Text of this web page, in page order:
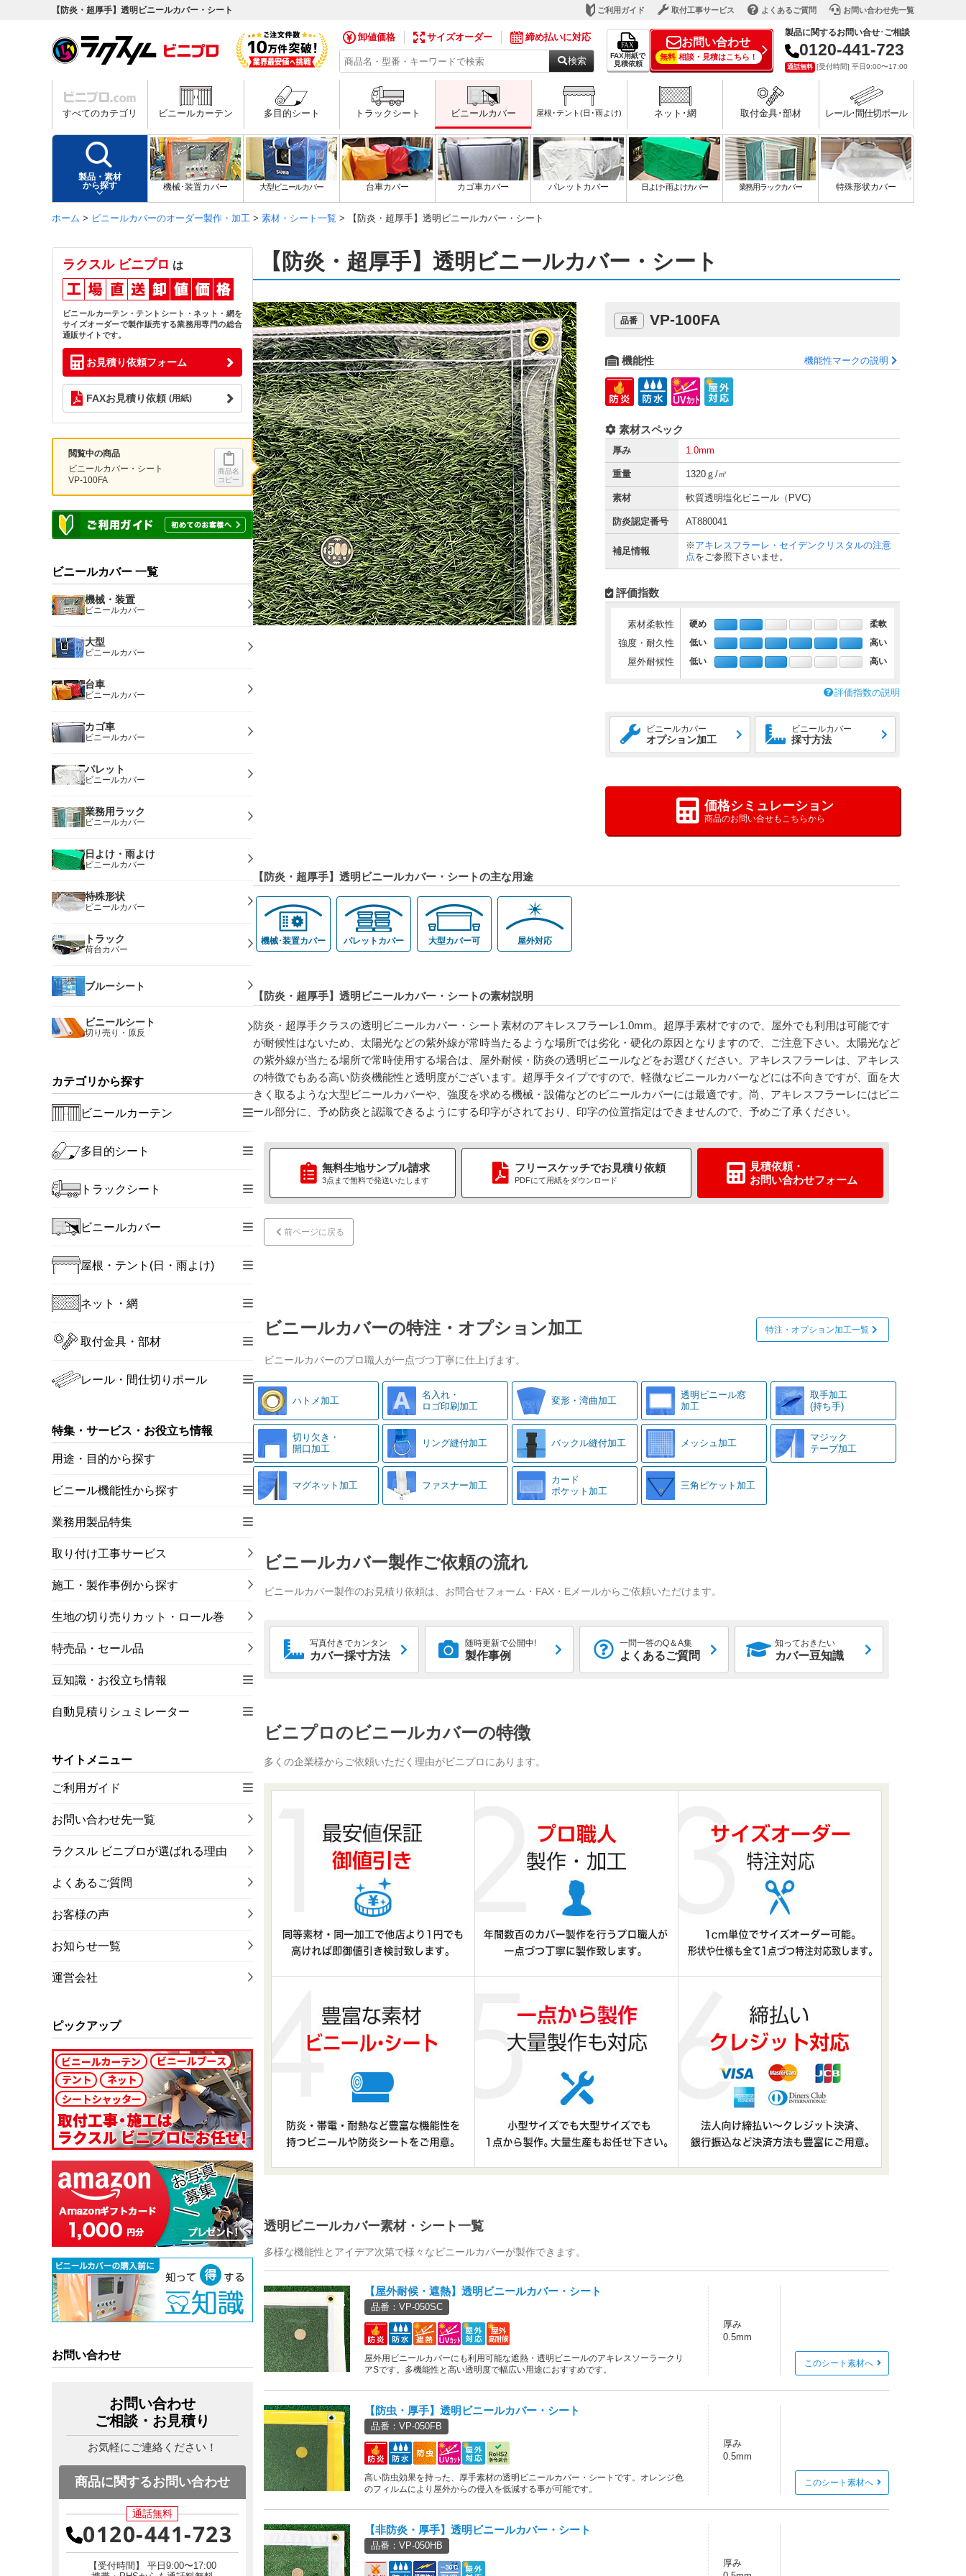
【防炎・超厚手】透明ビニールカバー・シート ご利用ガイド 取付工事サービス よくあるご質問 お問い合わせ先一覧
卸値価格 サイズオーダー 締め払いに対応
検索
FAX用紙で
見積依頼
お問い合わせ
無料 相談・見積はこちら！
製品に関するお問い合せ･ご相談
0120-441-723
通話無料 [受付時間] 平日9:00〜17:00
すべてのカテゴリ ビニールカーテン 多目的シート トラックシート ビニールカバー 屋根･テント(日･雨よけ) ネット･網 取付金具･部材 レール･間仕切ポール
製品・素材
から探す
機械･装置カバー 大型ビニールカバー 台車カバー カゴ車カバー パレットカバー 日よけ･雨よけカバー 業務用ラックカバー 特殊形状カバー
ホーム > ビニールカバーのオーダー製作・加工 > 素材・シート一覧 > 【防炎・超厚手】透明ビニールカバー・シート
【防炎・超厚手】透明ビニールカバー・シート
品番 VP-100FA
機能性 機能性マークの説明
素材スペック
厚み 1.0mm
重量 1320ｇ/㎡
素材 軟質透明塩化ビニール（PVC)
防炎認定番号 AT880041
補足情報
※ アキレスフラーレ・セイデンクリスタルの注意
点をご参照下さいませ。
評価指数
素材柔軟性 硬め 柔軟
強度・耐久性 低い 高い
屋外耐候性 低い 高い
評価指数の説明
ビニールカバー
オプション加工
ビニールカバー
採寸方法
価格シミュレーション
商品のお問い合せもこちらから
【防炎・超厚手】透明ビニールカバー・シートの主な用途
機械･装置カバー パレットカバー 大型カバー可 屋外対応
【防炎・超厚手】透明ビニールカバー・シートの素材説明
防炎・超厚手クラスの透明ビニールカバー・シート素材のアキレスフラーレ1.0mm。超厚手素材ですので、屋外でも利用は可能です
が耐候性はないため、太陽光などの紫外線が常時当たるような場所では劣化・硬化の原因となりますので、ご注意下さい。太陽光など
の紫外線が当たる場所で常時使用する場合は、屋外耐候・防炎の透明ビニールなどをお選びください。アキレスフラーレは、アキレス
の特徴でもある高い防炎機能性と透明度がございます。超厚手タイプですので、軽微なビニールカバーなどには不向きですが、面を大
きく取るような大型ビニールカバーや、強度を求める機械・設備などのビニールカバーには最適です。尚、アキレスフラーレにはビニ
ール部分に、予め防炎と認識できるようにする印字がされており、印字の位置指定はできませんので、予めご了承ください。
無料生地サンプル請求
3点まで無料で発送いたします
フリースケッチでお見積り依頼
PDFにて用紙をダウンロード
見積依頼・
お問い合わせフォーム
前ページに戻る
ビニールカバーの特注・オプション加工
ビニールカバーのプロ職人が一点づつ丁寧に仕上げます。
ハトメ加工
名入れ・
ロゴ印刷加工
変形・湾曲加工
透明ビニール窓
加工
取手加工
(持ち手)
切り欠き・
開口加工
リング縫付加工 バックル縫付加工 メッシュ加工
マジック
テープ加工
マグネット加工 ファスナー加工
カード
ポケット加工
三角ピケット加工
特注・オプション加工一覧
ビニールカバー製作ご依頼の流れ
ビニールカバー製作のお見積り依頼は、お問合せフォーム・FAX・Eメールからご依頼いただけます。
写真付きでカンタン
カバー採寸方法
随時更新で公開中!
製作事例
一問一答のQ＆A集
よくあるご質問
知っておきたい
カバー豆知識
ビニプロのビニールカバーの特徴
多くの企業様からご依頼いただく理由がビニプロにあります。
透明ビニールカバー素材・シート一覧
多様な機能性とアイデア次第で様々なビニールカバーが製作できます。
【屋外耐候・遮熱】透明ビニールカバー・シート
品番：VP-050SC
屋外用ビニールカバーにも利用可能な遮熱・透明ビニールのアキレスソーラークリ
アSです。多機能性と高い透明度で幅広い用途におすすめです。
厚み
0.5mm
このシート素材へ
【防虫・厚手】透明ビニールカバー・シート
品番：VP-050FB
高い防虫効果を持った、厚手素材の透明ビニールカバー・シートです。オレンジ色
のフィルムにより屋外からの侵入を低減する事が可能です。
厚み
0.5mm
このシート素材へ
【非防炎・厚手】透明ビニールカバー・シート
品番：VP-050HB
厚み
ラクスル ビニプロ は
ビニールカーテン・テントシート・ネット・網を
サイズオーダーで製作販売する業務用専門の総合
通販サイトです。
お見積り依頼フォーム
FAXお見積り依頼 (用紙)
閲覧中の商品
ビニールカバー・シート
VP-100FA
商品名
コピー
ビニールカバー 一覧
機械・装置
ビニールカバー
大型
ビニールカバー
台車
ビニールカバー
カゴ車
ビニールカバー
パレット
ビニールカバー
業務用ラック
ビニールカバー
日よけ・雨よけ
ビニールカバー
特殊形状
ビニールカバー
トラック
荷台カバー
ブルーシート
ビニールシート
切り売り・原反
カテゴリから探す
ビニールカーテン
多目的シート
トラックシート
ビニールカバー
屋根・テント(日・雨よけ)
ネット・網
取付金具・部材
レール・間仕切りポール
特集・サービス・お役立ち情報
用途・目的から探す
ビニール機能性から探す
業務用製品特集
取り付け工事サービス
施工・製作事例から探す
生地の切り売りカット・ロール巻
特売品・セール品
豆知識・お役立ち情報
自動見積りシュミレーター
サイトメニュー
ご利用ガイド
お問い合わせ先一覧
ラクスル ビニプロが選ばれる理由
よくあるご質問
お客様の声
お知らせ一覧
運営会社
ピックアップ
お問い合わせ
お問い合わせ
ご相談・お見積り
お気軽にご連絡ください！
商品に関するお問い合わせ
通話無料
0120-441-723
【受付時間】 平日9:00〜17:00